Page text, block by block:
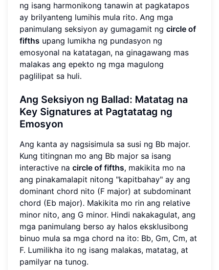
ng isang harmonikong tanawin at pagkatapos
ay brilyanteng lumihis mula rito. Ang mga
panimulang seksiyon ay gumagamit ng circle of
fifths upang lumikha ng pundasyon ng
emosyonal na katatagan, na ginagawang mas
malakas ang epekto ng mga magulong
paglilipat sa huli.
Ang Seksiyon ng Ballad: Matatag na
Key Signatures at Pagtatatag ng
Emosyon
Ang kanta ay nagsisimula sa susi ng Bb major.
Kung titingnan mo ang Bb major sa isang
interactive na circle of fifths, makikita mo na
ang pinakamalapit nitong "kapitbahay" ay ang
dominant chord nito (F major) at subdominant
chord (Eb major). Makikita mo rin ang relative
minor nito, ang G minor. Hindi nakakagulat, ang
mga panimulang berso ay halos eksklusibong
binuo mula sa mga chord na ito: Bb, Gm, Cm, at
F. Lumilikha ito ng isang malakas, matatag, at
pamilyar na tunog.